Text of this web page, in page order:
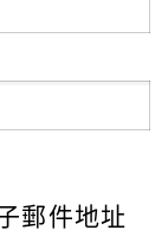
郵件地址